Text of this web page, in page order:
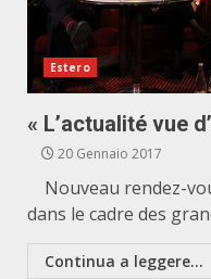
Estero
« L’actualité vue
20 Gennaio 2017
Nouveau rendez-
dans le cadre des
Continua a leggere...